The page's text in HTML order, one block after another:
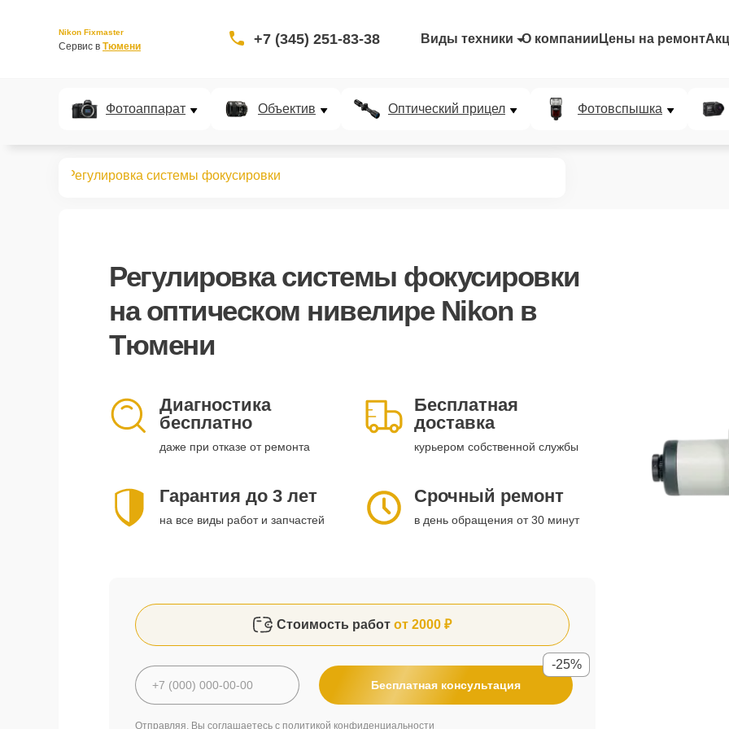
Nikon Fixmaster
Сервис в Тюмени +7 (345) 251-83-38 Виды техники О компании Цены на ремонт
Фотоаппарат Объектив Оптический прицел Фотовспышка
Регулировка системы фокусировки
Регулировка системы фокусировки
на оптическом нивелире Nikon в
Тюмени
Диагностика
бесплатно
даже при отказе от ремонта
Бесплатная
доставка
курьером собственной службы
Гарантия до 3 лет
на все виды работ и запчастей
Срочный ремонт
в день обращения от 30 минут
Стоимость работ от 2000 ₽
Бесплатная консультация
-25%
Отправляя, Вы соглашаетесь с политикой конфиденциальности